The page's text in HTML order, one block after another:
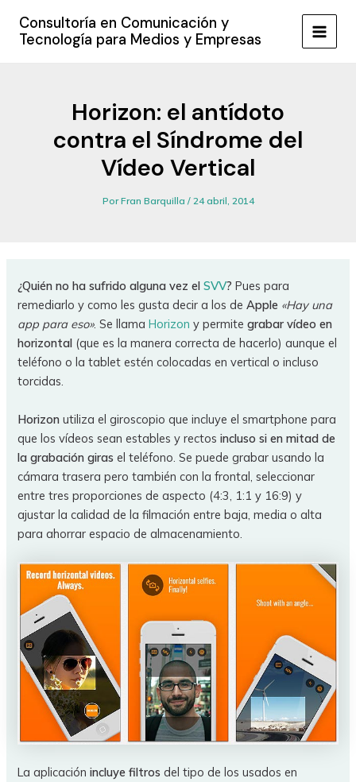
contenido
Consultoría en Comunicación y
Tecnología para Medios y Empresas
MAIN
Horizon: el antídoto
contra el Síndrome del
Vídeo Vertical
PorFran Barquilla / 24 abril, 2014
¿Quién no ha sufrido alguna vez elSVV? Pues para
remediarlo y como les gusta decir a los deApple «Hay una
app para eso». Se llamaHorizon y permitegrabar vídeo en
horizontal (que es la manera correcta de hacerlo) aunque el
teléfono o la tablet estén colocadas en vertical o incluso
torcidas.
Horizon utiliza el giroscopio que incluye el smartphone para
que los vídeos sean estables y rectos incluso si en mitad de
la grabación giras el teléfono. Se puede grabar usando la
cámara trasera pero también con la frontal, seleccionar
entre tres proporciones de aspecto (4:3, 1:1 y 16:9) y
ajustar la calidad de la filmación entre baja, media o alta
para ahorrar espacio de almacenamiento.
La aplicaciónincluye filtros del tipo de los usados en